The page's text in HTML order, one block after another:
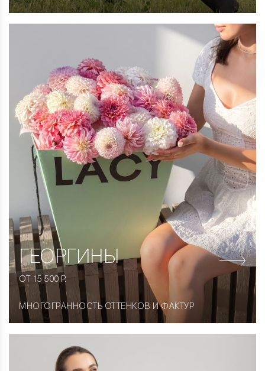
ГЕОРГИНЫ
ОТ 15 500 Р.
МНОГОГРАННОСТЬ ОТТЕНКОВ И ФАКТУР